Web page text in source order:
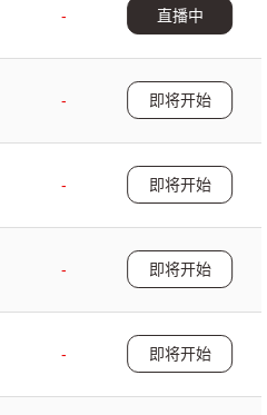
-
直播中
-
即将开始
-
即将开始
-
即将开始
-
即将开始